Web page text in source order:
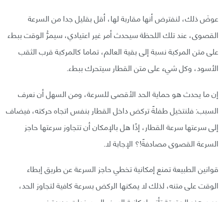
عوضَ ذلك، لنفترض أنها مقاربة لها، أقل بقليل جدا من السرعة
القصوى، عند تلك اللحظة سيحدث أمر غير اعتيادي، سيمرُّ الوقت ببطء
على متن المركبة نسبة إلى بقية العالم، تماما كالمركبة قرب الثقب
الأسود، وكل شيء على متن القطار سيتحرك ببطء.
إن ما يحدث هو حماية الحد الأقصى للسرعة، ومن السهل أن نعرف
السبب: فلنتخيل طفلةً تركض داخل القطار بنفس اتجاه حركته، فيضاف
إلى سرعتها سرعة القطار، إذًا هل بالإمكان أن تتجاوز سرعتها حاجز
السرعة القصوى مصادفةً!؟ الإجابة لا.
قوانين الطبيعة تمنع إمكانية تخطي حاجز السرعة عن طريق إبطاء
الوقت على متنه، لذلك لا يمكنها الركض بسرعة كافية لتجاوز الحد،